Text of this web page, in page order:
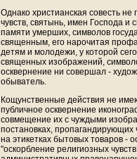
Однако христианская совесть
чувств, святынь, имен Господа
памяти умерших, символов
священным, его нарочитая
детям и молодежи, у которой
священных изображений,
осквернение ни совершал -
обыватель.
Кощунственные действия не
публичное осквернение
совмещение их с чуждыми
постановках, пропагандирующих
на этикетках бытовых товаров -
"оскорбление религиозных